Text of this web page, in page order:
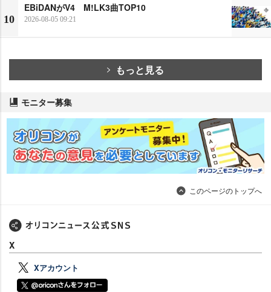
10
EBiDANがV4 M!LK3曲TOP10
2026-08-05 09:21
もっと見る
モニター募集
このページのトップへ
X
Xアカウント